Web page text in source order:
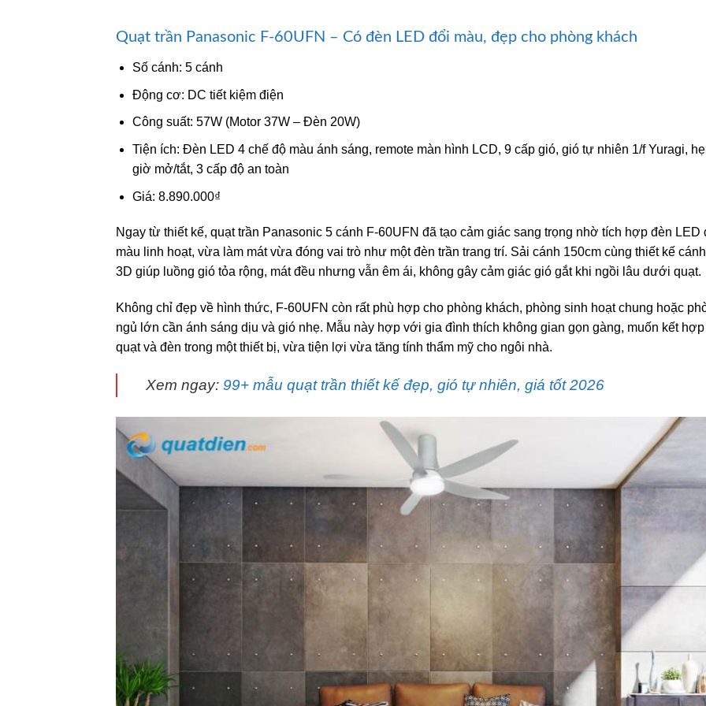
Quạt trần Panasonic F-60UFN – Có đèn LED đổi màu, đẹp cho phòng khách
Số cánh: 5 cánh
Động cơ: DC tiết kiệm điện
Công suất: 57W (Motor 37W – Đèn 20W)
Tiện ích: Đèn LED 4 chế độ màu ánh sáng, remote màn hình LCD, 9 cấp gió, gió tự nhiên 1/f Yuragi,
giờ mở/tắt, 3 cấp độ an toàn
Giá: 8.890.000₫
Ngay từ thiết kế, quạt trần Panasonic 5 cánh F-60UFN đã tạo cảm giác sang trọng nhờ tích hợp đèn LED
màu linh hoạt, vừa làm mát vừa đóng vai trò như một đèn trần trang trí. Sải cánh 150cm cùng thiết kế cánh
3D giúp luồng gió tỏa rộng, mát đều nhưng vẫn êm ái, không gây cảm giác gió gắt khi ngồi lâu dưới quạt.
Không chỉ đẹp về hình thức, F-60UFN còn rất phù hợp cho phòng khách, phòng sinh hoạt chung hoặc
ngủ lớn cần ánh sáng dịu và gió nhẹ. Mẫu này hợp với gia đình thích không gian gọn gàng, muốn kết hợp
quạt và đèn trong một thiết bị, vừa tiện lợi vừa tăng tính thẩm mỹ cho ngôi nhà.
Xem ngay: 99+ mẫu quạt trần thiết kế đẹp, gió tự nhiên, giá tốt 2026